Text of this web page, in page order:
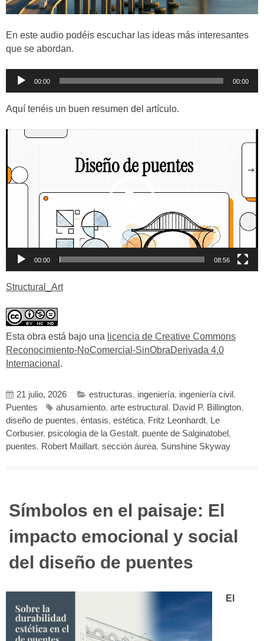
En este audio podéis escuchar las ideas más interesantes
que se abordan.
Reproductor
audio
00:00 00:00
Aquí tenéis un buen resumen del artículo.
Reproductor
00:00 08:56
Structural_Art
Esta obra está bajo una licencia de Creative Commons
Reconocimiento-NoComercial-SinObraDerivada 4.0
Internacional .
21 julio, 2026 estructuras, ingeniería, ingeniería civil ,
Puentes
ahusamiento, arte estructural, David P. Billington,
diseño de puentes, éntasis, estética, Fritz Leonhardt, Le
Corbusier, psicología de la Gestalt, puente de Salginatobel ,
puentes, Robert Maillart, sección áurea, Sunshine Skyway
Símbolos en el paisaje: El
impacto emocional y social
del diseño de puentes
El